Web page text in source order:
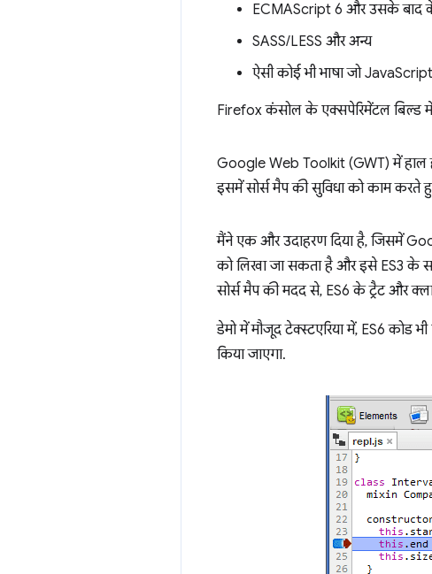
ECMAScript 6 और उसके बाद
SASS/LESS और अन्य
ऐसी कोई भी भाषा जो
Firefox कंसोल के एक्सपेरिमेंटल बिल्ड
Google Web Toolkit (GWT) में हाल
इसमें सोर्स मैप की सुविधा को काम करते
मैंने एक और उदाहरण दिया है, जिसमें
को लिखा जा सकता है और इसे ES3 के
सोर्स मैप की मदद से, ES6 के ट्रैट और
डेमो में मौजूद टेक्स्टएरिया में, ES6 कोड
किया जाएगा.